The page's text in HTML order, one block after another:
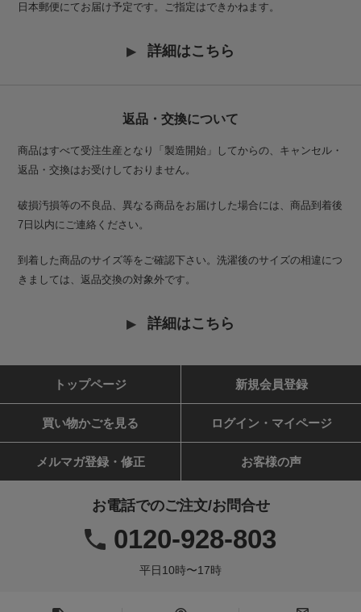
日本郵便にてお届け予定です。ご指定はできかねます。
詳細はこちら
返品・交換について
商品はすべて受注生産となり「製造開始」してからの、キャンセル・
返品・交換はお受けしておりません。
破損汚損等の不良品、異なる商品をお届けした場合には、商品到着後
7日以内にご連絡ください。
到着した商品のサイズ等をご確認下さい。洗濯後のサイズの相違につ
きましては、返品交換の対象外です。
詳細はこちら
トップページ 新規会員登録
買い物かごを見る ログイン・マイページ
メルマガ登録・修正 お客様の声
お電話でのご注文/お問合せ
0120-928-803
平日10時〜17時